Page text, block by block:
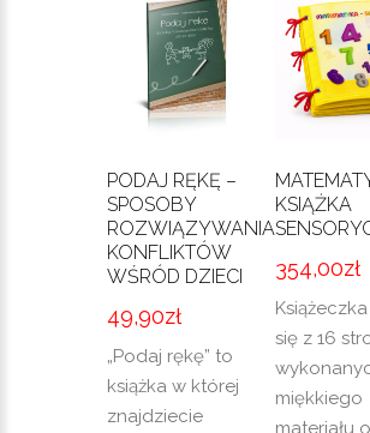
PODAJ RĘKĘ –
SPOSOBY
ROZWIĄZYWANIA
KONFLIKTÓW
WŚRÓD DZIECI
49,90zł
„Podaj rękę” to
książka w której
znajdziecie
KSIĄŻKA
354,00zł
się z 16
miękkiego
materiału o